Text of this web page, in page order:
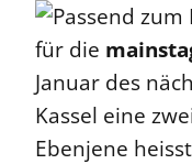
Passend zum
für die
Januar des
Kassel eine
Ebenjene heisst